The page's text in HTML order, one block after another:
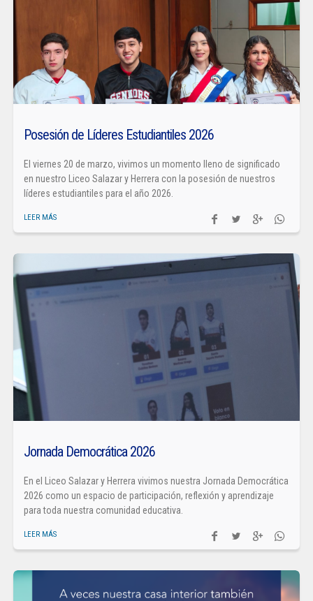
Posesión de Líderes Estudiantiles 2026
El viernes 20 de marzo, vivimos un momento lleno de significado
en nuestro Liceo Salazar y Herrera con la posesión de nuestros
líderes estudiantiles para el año 2026.
LEER MÁS
Jornada Democrática 2026
En el Liceo Salazar y Herrera vivimos nuestra Jornada Democrática
2026 como un espacio de participación, reflexión y aprendizaje
para toda nuestra comunidad educativa.
LEER MÁS